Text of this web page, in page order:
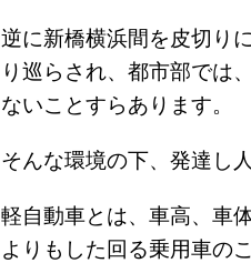
逆に新橋横浜間を皮切り
り巡らされ、都市部では
ないことすらあります。
そんな環境の下、発達し
軽自動車とは、車高、車
よりもした回る乗用車の